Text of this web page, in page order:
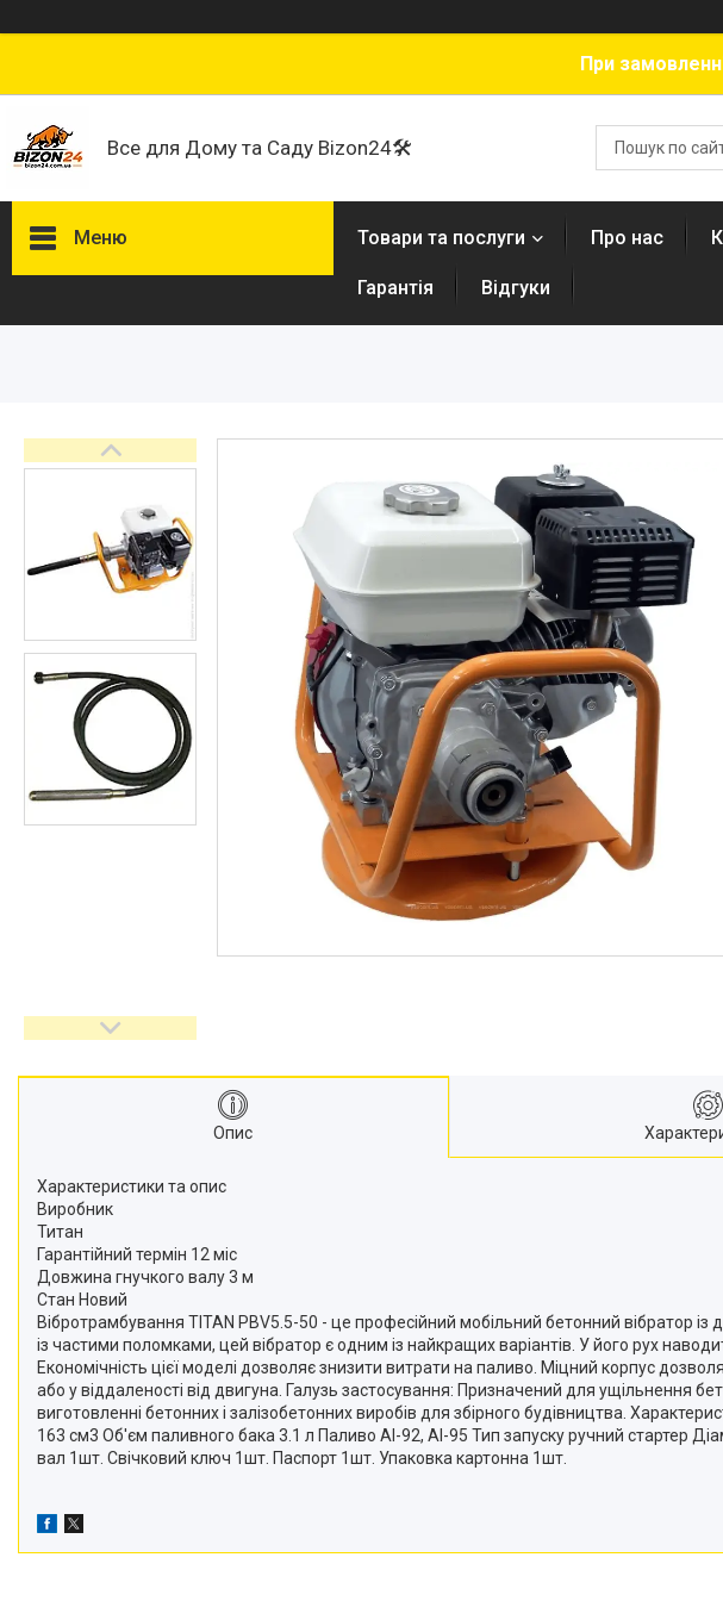
При
Все для Дому та Саду Bizon24🛠
Меню Товари та послуги Про нас
Гарантія Відгуки
Опис
Характеристики та опис
Виробник
Титан
Гарантійний термін 12 міс
Довжина гнучкого валу 3 м
Стан Новий
Вібротрамбування TITAN PBV5.5-50 - це професійний мобільний бетонний вібратор
із частими поломками, цей вібратор є одним із найкращих варіантів. У його рух
Економічність цієї моделі дозволяє знизити витрати на паливо. Міцний корпус
або у віддаленості від двигуна. Галузь застосування: Призначений для ущільнення
виготовленні бетонних і залізобетонних виробів для збірного будівництва.
163 см3 Об'єм паливного бака 3.1 л Паливо АІ-92, АІ-95 Тип запуску ручний стартер
вал 1шт. Свічковий ключ 1шт. Паспорт 1шт. Упаковка картонна 1шт.